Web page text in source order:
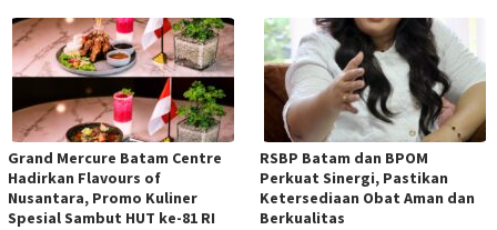
Grand Mercure Batam Centre
Hadirkan Flavours of
Nusantara, Promo Kuliner
Spesial Sambut HUT ke-81 RI
RSBP Batam dan BPOM
Perkuat Sinergi, Pastikan
Ketersediaan Obat Aman dan
Berkualitas